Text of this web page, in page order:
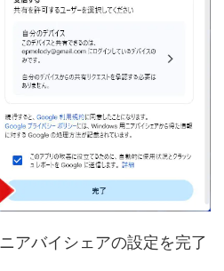
アバイシェアの設定を完了